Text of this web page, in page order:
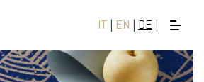
IT | EN | DE |